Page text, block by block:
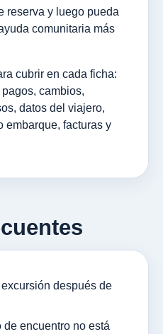
reserva y luego pueda
comunitaria más
cubrir en cada ficha:
cambios,
datos del viajero,
embarque, facturas y
después de
encuentro no está